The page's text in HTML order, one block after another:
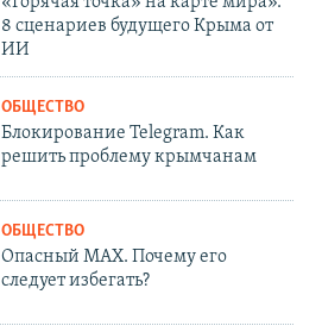
8 сценариев будущего Крыма от
ИИ
ОБЩЕСТВО
Блокирование Telegram. Как
решить проблему крымчанам
ОБЩЕСТВО
Опасный MAX. Почему его
следует избегать?